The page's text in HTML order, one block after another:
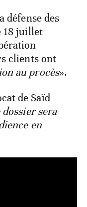
défense des
18 juillet
clients ont
au procès».
de Saïd
dossier sera
en